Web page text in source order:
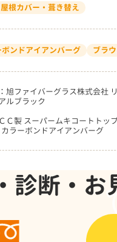
屋根カバー・葺き替え
ンドアイアンバーグ ブラ
旭ファイバーグラス株式会社
ルブラック
Ｃ製 スーパームキコートトッ
ラーボンドアイアンバーグ
診断・お